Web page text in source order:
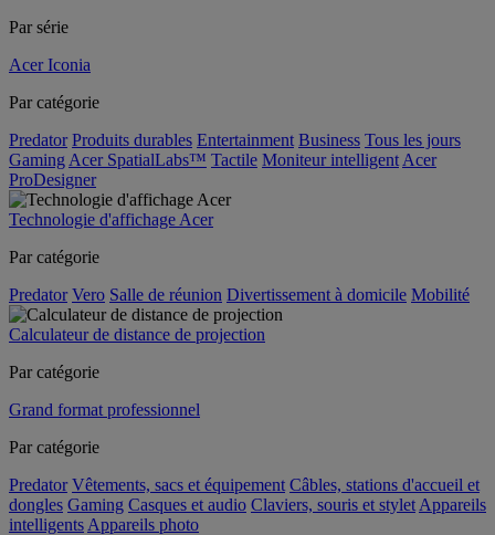
Par série
Acer Iconia
Par catégorie
Predator Produits durables Entertainment Business Tous les jours
Gaming Acer SpatialLabs™ Tactile Moniteur intelligent Acer
ProDesigner
Technologie d'affichage Acer
Par catégorie
Predator Vero Salle de réunion Divertissement à domicile Mobilité
Calculateur de distance de projection
Par catégorie
Grand format professionnel
Par catégorie
Predator Vêtements, sacs et équipement Câbles, stations d'accueil et
dongles Gaming Casques et audio Claviers, souris et stylet Appareils
intelligents Appareils photo